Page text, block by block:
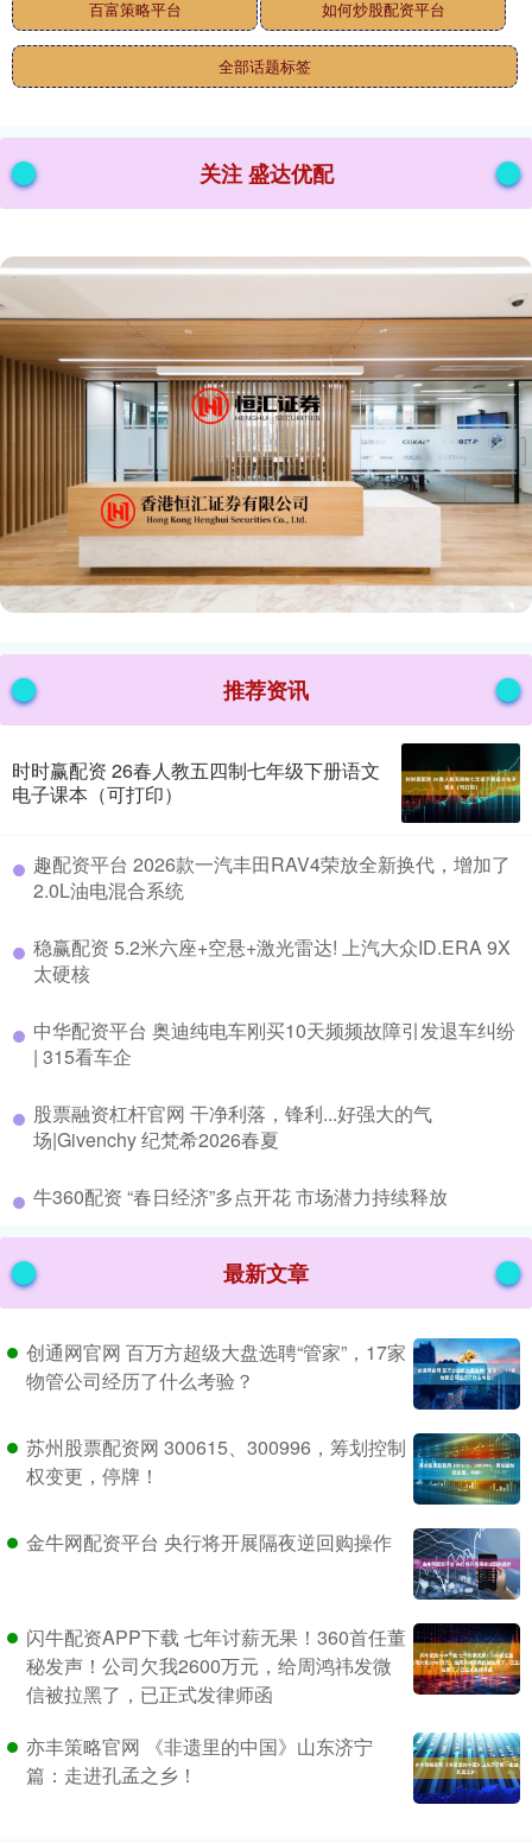
百富策略平台 如何炒股配资平台
全部话题标签
关注 盛达优配
推荐资讯
时时赢配资 26春人教五四制七年级下册语文
电子课本（可打印）
​趣配资平台 2026款一汽丰田RAV4荣放全新换代，增加了
2.0L油电混合系统
​稳赢配资 5.2米六座+空悬+激光雷达! 上汽大众ID.ERA 9X
太硬核
​中华配资平台 奥迪纯电车刚买10天频频故障引发退车纠纷
| 315看车企
​股票融资杠杆官网 干净利落，锋利...好强大的气
场|Givenchy 纪梵希2026春夏
​牛360配资 “春日经济”多点开花 市场潜力持续释放
最新文章
创通网官网 百万方超级大盘选聘“管家”，17家
物管公司经历了什么考验？
苏州股票配资网 300615、300996，筹划控制
权变更，停牌！
金牛网配资平台 央行将开展隔夜逆回购操作
闪牛配资APP下载 七年讨薪无果！360首任董
秘发声！公司欠我2600万元，给周鸿祎发微
信被拉黑了，已正式发律师函
亦丰策略官网 《非遗里的中国》山东济宁
篇：走进孔孟之乡！